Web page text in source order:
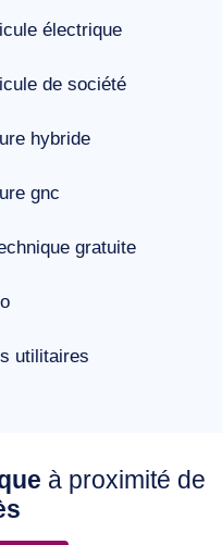
électrique
de société
hybride
gnc
gratuite
utilitaires
à proximité de